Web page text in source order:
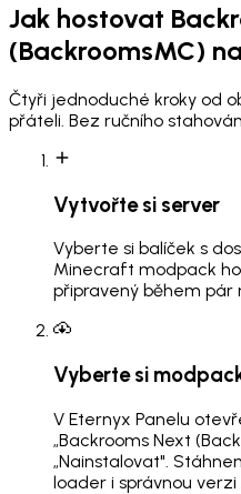
Jak hostovat
(BackroomsMC)
Čtyři jednoduché kroky od
přáteli. Bez ručního
Vytvořte si server
Vyberte si balíček s
Minecraft modpack
připravený během pár
Vyberte si
V Eternyx Panelu
„Backrooms Next
„Nainstalovat".
loader i správnou verzi